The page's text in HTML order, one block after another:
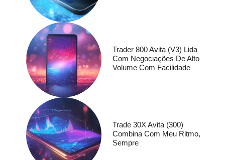
Trader 800 Avita (V3) Lida
Com Negociações De Alto
Volume Com Facilidade
Trade 30X Avita (300)
Combina Com Meu Ritmo,
Sempre